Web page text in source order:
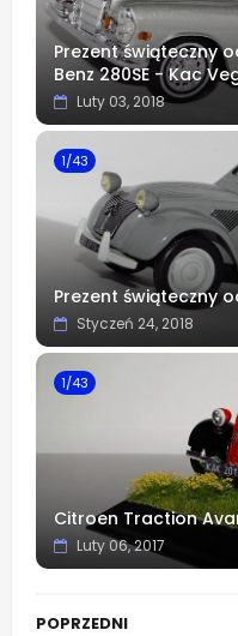
Prezent świąteczny
Benz 280SE - Kac
Luty 03, 2018
1/43
Prezent świąteczny
Styczeń 24, 2018
1/43
Citroen Traction
Luty 06, 2017
POPRZEDNI